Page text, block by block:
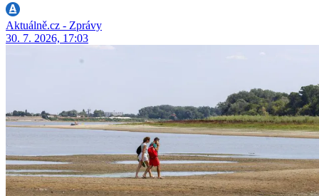
Aktuálně.cz - Zprávy
30. 7. 2026, 17:03